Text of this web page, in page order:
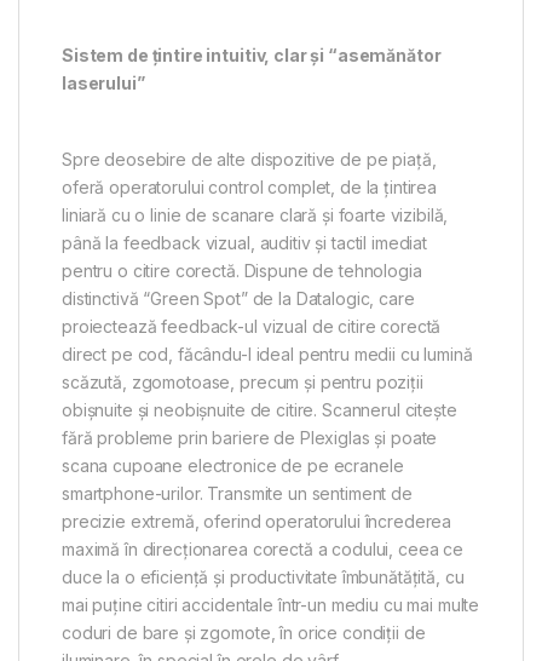
Sistem de țintire intuitiv, clar și “asemănător
laserului”
Spre deosebire de alte dispozitive de pe piață,
oferă operatorului control complet, de la țintirea
liniară cu o linie de scanare clară și foarte vizibilă,
până la feedback vizual, auditiv și tactil imediat
pentru o citire corectă. Dispune de tehnologia
distinctivă “Green Spot” de la Datalogic, care
proiectează feedback-ul vizual de citire corectă
direct pe cod, făcându-l ideal pentru medii cu lumină
scăzută, zgomotoase, precum și pentru poziții
obișnuite și neobișnuite de citire. Scannerul citește
fără probleme prin bariere de Plexiglas și poate
scana cupoane electronice de pe ecranele
smartphone-urilor. Transmite un sentiment de
precizie extremă, oferind operatorului încrederea
maximă în direcționarea corectă a codului, ceea ce
duce la o eficiență și productivitate îmbunătățită, cu
mai puține citiri accidentale într-un mediu cu mai multe
coduri de bare și zgomote, în orice condiții de